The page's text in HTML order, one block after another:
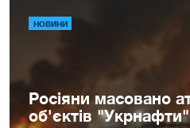
НОВИНИ
Росіяни масовано
об'єктів "Укрнафти"